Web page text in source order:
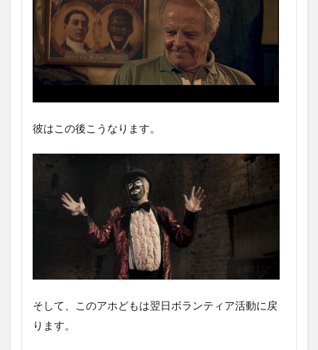
彼はこの後こうなります。
そして、このアホどもは翌日ボランティア活動に戻
ります。